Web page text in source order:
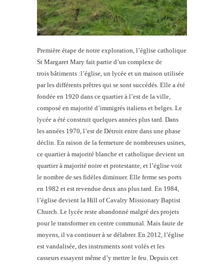
Première étape de notre exploration, l’église catholique
St Margaret Mary fait partie d’un complexe de
trois bâtiments :l’église, un lycée et un maison utilisée
par les différents prêtres qui se sont succédés. Elle a été
fondée en 1920 dans ce quartier à l’est de la ville,
composé en majorité d’immigrés italiens et belges. Le
lycée a été construit quelques années plus tard. Dans
les années 1970, l’est de Détroit entre dans une phase
déclin. En raison de la fermeture de nombreuses usines,
ce quartier à majorité blanche et catholique devient un
quartier à majorité noire et protestante, et l’église voit
le nombre de ses fidèles diminuer. Elle ferme ses ports
en 1982 et est revendue deux ans plus tard. En 1984,
l’église devient la Hill of Cavalry Missionary Baptist
Church. Le lycée reste abandonné malgré des projets
pour le transformer en centre communal. Mais faute de
moyens, il va continuer à se délabrer. En 2012, l’église
est vandalisée, des instruments sont volés et les
casseurs essayent même d’y mettre le feu. Depuis cet